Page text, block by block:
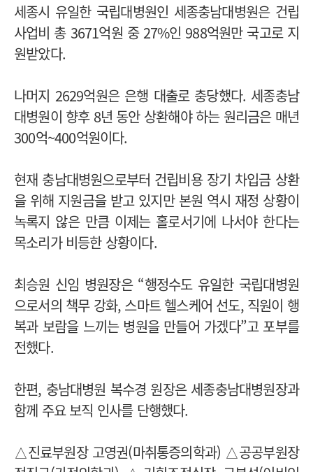
세종시 유일한 국립대병원인 세종충남대병원은 건립
사업비 총 3671억원 중 27%인 988억원만 국고로 지
원받았다.
나머지 2629억원은 은행 대출로 충당했다. 세종충남
대병원이 향후 8년 동안 상환해야 하는 원리금은 매년
300억~400억원이다.
현재 충남대병원으로부터 건립비용 장기 차입금 상환
을 위해 지원금을 받고 있지만 본원 역시 재정 상황이
녹록지 않은 만큼 이제는 홀로서기에 나서야 한다는
목소리가 비등한 상황이다.
최승원 신임 병원장은 “행정수도 유일한 국립대병원
으로서의 책무 강화, 스마트 헬스케어 선도, 직원이 행
복과 보람을 느끼는 병원을 만들어 가겠다”고 포부를
전했다.
한편, 충남대병원 복수경 원장은 세종충남대병원장과
함께 주요 보직 인사를 단행했다.
△진료부원장 고영권(마취통증의학과) △공공부원장